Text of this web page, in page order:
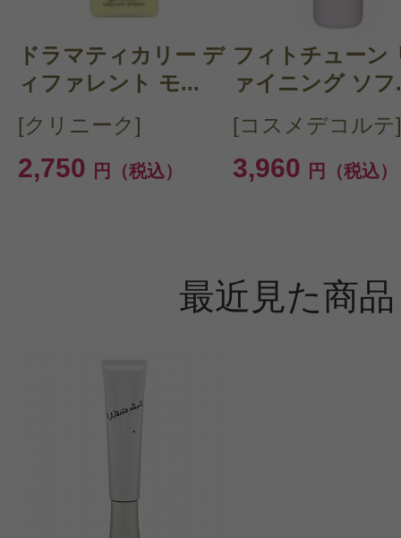
ドラマティカリー デ
ィファレント モ...
[クリニーク]
2,750 円（税込）
フィトチューン
ァイニング ソフ
[コスメデコルテ]
3,960 円（税込）
最近見た商品